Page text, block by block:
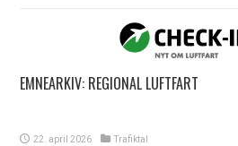
EMNEARKIV: REGIONAL LUFTFART
22. april 2026 Trafiktal